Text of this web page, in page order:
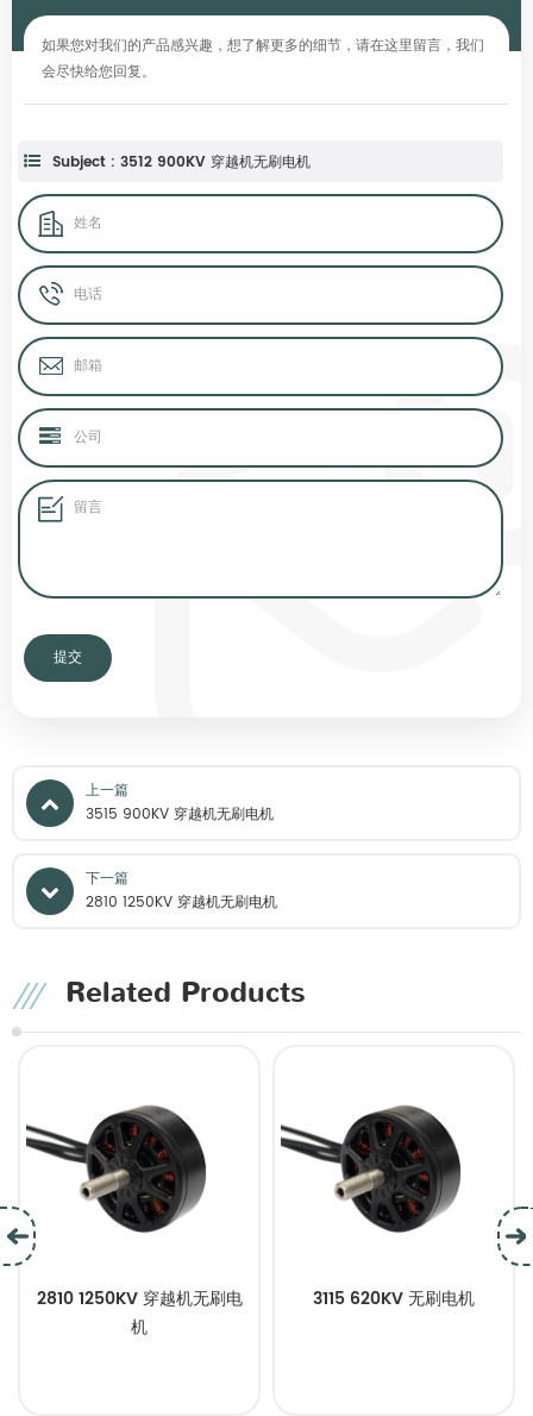
如果您对我们的产品感兴趣，想了解更多的细节，请在这里留言，我们
会尽快给您回复。
Subject : 3512 900KV 穿越机无刷电机
上一篇
3515 900KV 穿越机无刷电机
下一篇
2810 1250KV 穿越机无刷电机
Related Products
2810 1250KV 穿越机无刷电
机
3115 620KV 无刷电机